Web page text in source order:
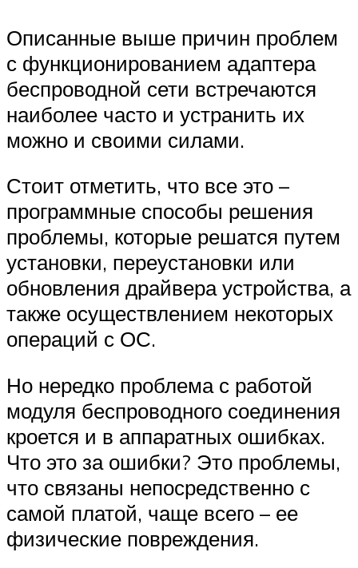
Описанные выше причин проблем
с функционированием адаптера
беспроводной сети встречаются
наиболее часто и устранить их
можно и своими силами.
Стоит отметить, что все это –
программные способы решения
проблемы, которые решатся путем
установки, переустановки или
обновления драйвера устройства, а
также осуществлением некоторых
операций с ОС.
Но нередко проблема с работой
модуля беспроводного соединения
кроется и в аппаратных ошибках.
Что это за ошибки? Это проблемы,
что связаны непосредственно с
самой платой, чаще всего – ее
физические повреждения.